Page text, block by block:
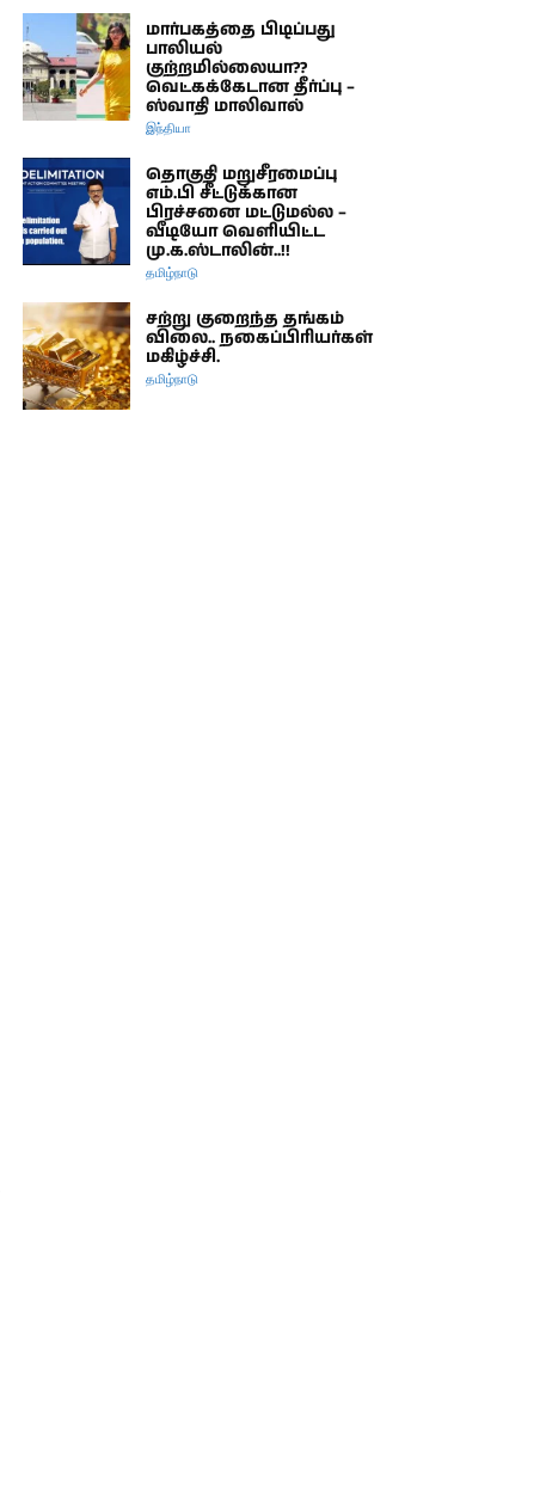
மார்பகத்தை பிடிப்பது
பாலியல்
குற்றமில்லையா??
வெட்கக்கேடான தீர்ப்பு –
ஸ்வாதி மாலிவால்
இந்தியா
தொகுதி மறுசீரமைப்பு
எம்.பி சீட்டுக்கான
பிரச்சனை மட்டுமல்ல –
வீடியோ வெளியிட்ட
மு.க.ஸ்டாலின்..!!
தமிழ்நாடு
சற்று குறைந்த தங்கம்
விலை.. நகைப்பிரியர்கள்
மகிழ்ச்சி.
தமிழ்நாடு